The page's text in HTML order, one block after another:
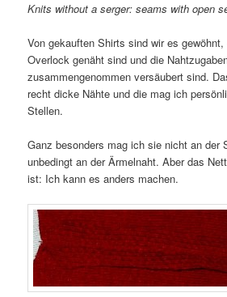
Knits without a serger: seams with open
Von gekauften Shirts sind wir es
Overlock genäht sind und die
zusammengenommen versäubert sind.
recht dicke Nähte und die mag ich
Stellen.
Ganz besonders mag ich sie nicht an der
unbedingt an der Ärmelnaht. Aber das
ist: Ich kann es anders machen.